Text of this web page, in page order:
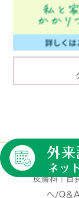
HOME ク
皮膚科｜自
へ/Q＆A